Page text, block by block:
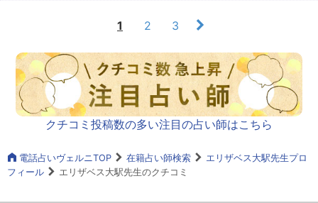
1 2 3
クチコミ投稿数の多い注目の占い師はこちら
電話占いヴェルニTOP 在籍占い師検索
エリザベス大駅先生プロ
フィール
エリザベス大駅先生のクチコミ